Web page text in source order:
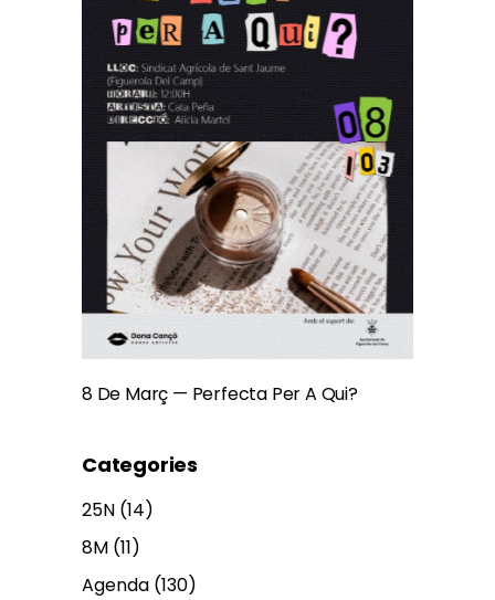
8 De Març — Perfecta Per A Qui?
Categories
25N (14)
8M (11)
Agenda (130)